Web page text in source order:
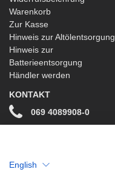
Warenkorb
Zur Kasse
Hinweis zur Altölentsorgung
Hinweis zur
Batterieentsorgung
Händler werden
KONTAKT
069 4089908-0
English